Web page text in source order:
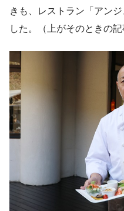
きも、レストラン「アン
した。（上がそのときの記